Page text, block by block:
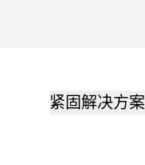
紧固解决方案